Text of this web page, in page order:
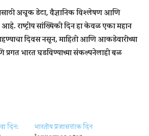
अचूक डेटा, वैज्ञानिक विश्लेषण आणि
राष्ट्रीय सांख्यिकी दिन हा केवळ एका महान
दिवस नसून, माहिती आणि आकडेवारीच्या
भारत घडविण्याच्या संकल्पनेलाही बळ
दिन:
भारतीय प्रजासत्ताक दिन